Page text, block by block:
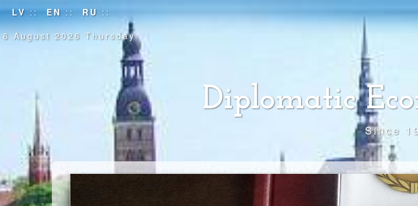
LV :: EN :: RU ::
6 August 2026 Thursday
Diplomatic
Since